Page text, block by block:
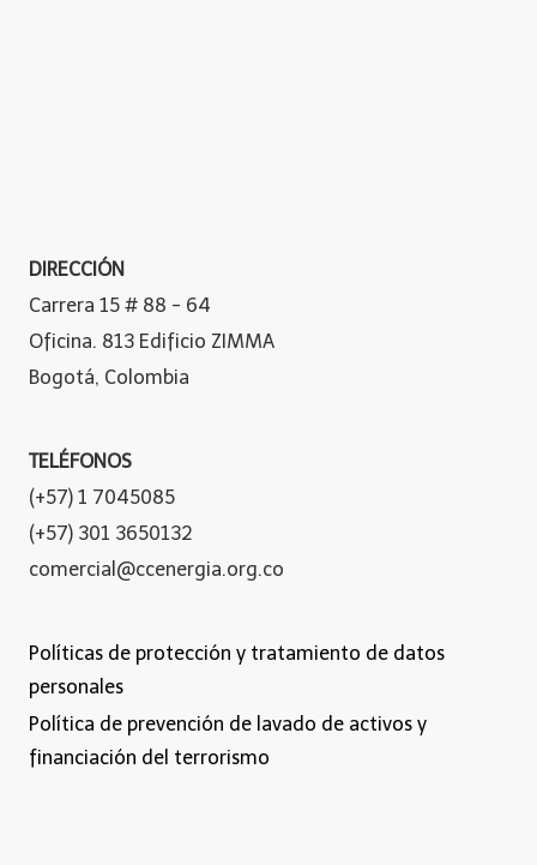
DIRECCIÓN
Carrera 15 # 88 - 64
Oficina. 813 Edificio ZIMMA
Bogotá, Colombia
TELÉFONOS
(+57) 1 7045085
(+57) 301 3650132
comercial@ccenergia.org.co
Políticas de protección y tratamiento de datos
personales
Política de prevención de lavado de activos y
financiación del terrorismo